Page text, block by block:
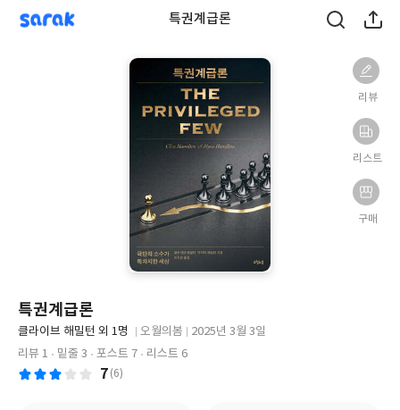
sarak 특권계급론
리뷰
리스트
구매
특권계급론
글
쓴
클라이브 해밀턴 외 1명
판
오월의봄
판
2025년 3월 3일
리뷰 1
밑줄 3 포스트 7 리스트 6
7 (6)